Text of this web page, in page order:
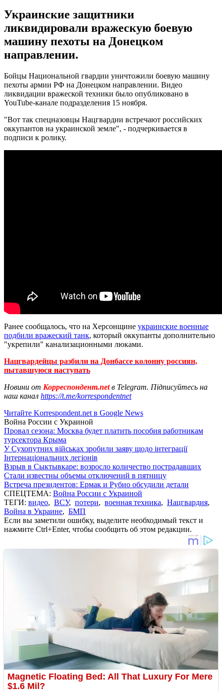
Украинские защитники
ликвидировали вражескую боевую
машину пехоты на Донецком
направлении.
Бойцы Национальной гвардии уничтожили боевую машину
пехоты армии РФ на Донецком направлении. Видео
ликвидации вражеской техники было опубликовано в
YouTube-канале подразделения 15 ноября.
"Вот так спецназовцы Нацгвардии встречают российских
оккупантов на украинской земле", - подчеркивается в
подписи к ролику.
Ранее сообщалось, что на Херсонщине украинские военные
подбили вражеский танк, который оккупанты дополнительно
"укрепили" канализационными люками.
Нацгвардейцы разбили на Донбассе колонну россиян,
пытавшуюся наступать
Новини от Корреспондент.netв Telegram. Підписуйтесь на
наш канал https://t.me/korrespondentnet
Читайте Korrespondent.net в Google News
Война России с Украиной
Провал сезона: Москва будет платить пособия работникам
турсектора Крыма
У Сухопутних військах зробили заяву щодо інтеграції
Інтернаціональних легіонів
Взрыв в Сыктывкаре: возросло количество пострадавших
Стали известны объемы отключений в пятницу
Встреча президентов: Ермак и Рубио обсудили детали
СПЕЦТЕМА: Война России с Украиной
ТЕГИ: видео, ВСУ, потери, военная техника, Нацгвардия,
Война в Украине, БМП
Если вы заметили ошибку, выделите необходимый текст и
нажмите Ctrl+Enter, чтобы сообщить об этом редакции.